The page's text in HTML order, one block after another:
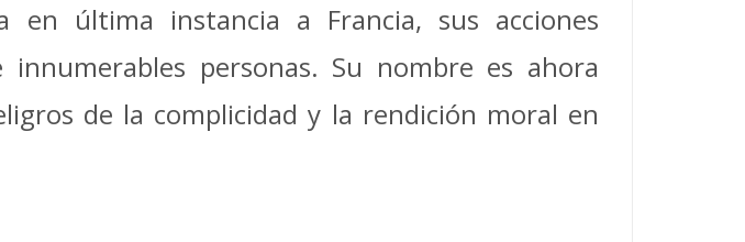
en última instancia a Francia, sus acciones
personas. Su nombre es ahora
de la complicidad y la rendición moral en